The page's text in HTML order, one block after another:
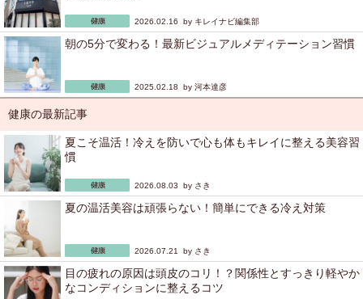
2026.02.16 by キレイナビ編集部
朝の5分で変わる！最新ビジュアルメディテーション習慣
2025.02.18 by 河本達彦
健康の最新記事
夏こそ温活！冷えを防いで心も体もキレイに整える美容習
慣
2026.08.03 by さき
夏の温活美容は頑張らない！簡単にできる冷え対策
2026.07.21 by さき
目の疲れの原因は頭皮のコリ！？関係性とすっきり軽やか
なコンディションに整えるコツ